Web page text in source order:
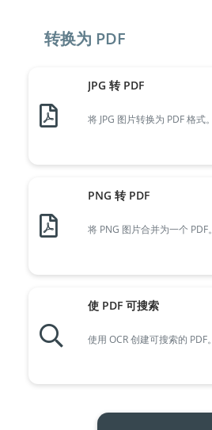
转换为 PDF
JPG 转 PDF
将 JPG 图片转换为 PDF 格式。
PNG 转 PDF
将 PNG 图片合并为一个 PDF。
使 PDF 可搜索
使用 OCR 创建可搜索的 PDF。